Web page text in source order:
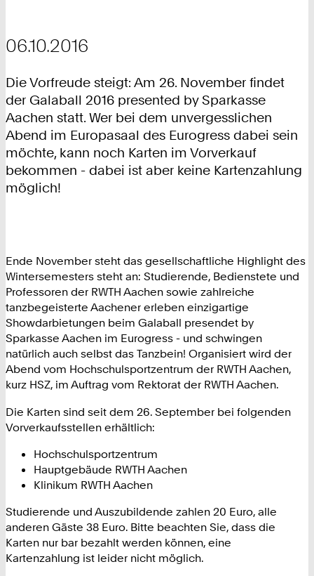
06.10.2016
Die Vorfreude steigt: Am 26. November findet
der Galaball 2016 presented by Sparkasse
Aachen statt. Wer bei dem unvergesslichen
Abend im Europasaal des Eurogress dabei sein
möchte, kann noch Karten im Vorverkauf
bekommen - dabei ist aber keine Kartenzahlung
möglich!
Ende November steht das gesellschaftliche Highlight des
Wintersemesters steht an: Studierende, Bedienstete und
Professoren der RWTH Aachen sowie zahlreiche
tanzbegeisterte Aachener erleben einzigartige
Showdarbietungen beim Galaball presendet by
Sparkasse Aachen im Eurogress - und schwingen
natürlich auch selbst das Tanzbein! Organisiert wird der
Abend vom Hochschulsportzentrum der RWTH Aachen,
kurz HSZ, im Auftrag vom Rektorat der RWTH Aachen.
Die Karten sind seit dem 26. September bei folgenden
Vorverkaufsstellen erhältlich:
Hochschulsportzentrum
Hauptgebäude RWTH Aachen
Klinikum RWTH Aachen
Studierende und Auszubildende zahlen 20 Euro, alle
anderen Gäste 38 Euro. Bitte beachten Sie, dass die
Karten nur bar bezahlt werden können, eine
Kartenzahlung ist leider nicht möglich.